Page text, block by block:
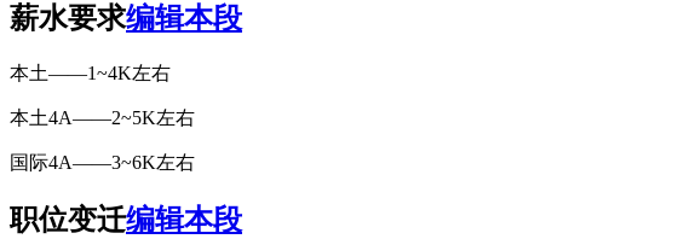
薪水要求编辑本段
本土——1~4K左右
本土4A——2~5K左右
国际4A——3~6K左右
职位变迁编辑本段